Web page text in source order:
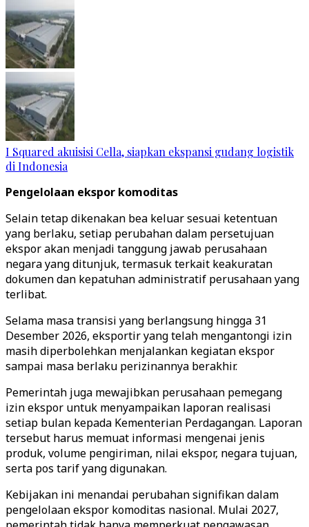
I Squared akuisisi Cella, siapkan ekspansi gudang logistik
di Indonesia
Pengelolaan ekspor komoditas
Selain tetap dikenakan bea keluar sesuai ketentuan
yang berlaku, setiap perubahan dalam persetujuan
ekspor akan menjadi tanggung jawab perusahaan
negara yang ditunjuk, termasuk terkait keakuratan
dokumen dan kepatuhan administratif perusahaan yang
terlibat.
Selama masa transisi yang berlangsung hingga 31
Desember 2026, eksportir yang telah mengantongi izin
masih diperbolehkan menjalankan kegiatan ekspor
sampai masa berlaku perizinannya berakhir.
Pemerintah juga mewajibkan perusahaan pemegang
izin ekspor untuk menyampaikan laporan realisasi
setiap bulan kepada Kementerian Perdagangan. Laporan
tersebut harus memuat informasi mengenai jenis
produk, volume pengiriman, nilai ekspor, negara tujuan,
serta pos tarif yang digunakan.
Kebijakan ini menandai perubahan signifikan dalam
pengelolaan ekspor komoditas nasional. Mulai 2027,